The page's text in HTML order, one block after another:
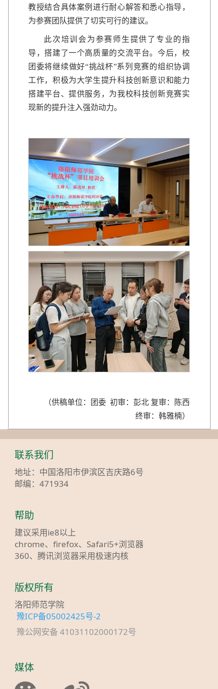
教授结合具体案例进行耐心解答和悉心指导，
为参赛团队提供了切实可行的建议。
此次培训会为参赛师生提供了专业的指
导，搭建了一个高质量的交流平台。今后，校
团委将继续做好“挑战杯”系列竞赛的组织协调
工作，积极为大学生提升科技创新意识和能力
搭建平台、提供服务，为我校科技创新竞赛实
现新的提升注入强劲动力。
（供稿单位：团委 初审：彭北 复审：陈西
终审：韩雅楠）
联系我们
地址：中国洛阳市伊滨区吉庆路6号
邮编：471934
帮助
建议采用ie8以上
chrome、firefox、Safari5+浏览器
360、腾讯浏览器采用极速内核
版权所有
洛阳师范学院
豫ICP备05002425号-2
豫公网安备 41031102000172号
媒体